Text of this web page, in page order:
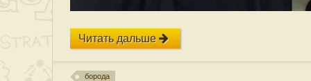
Читать дальше
борода